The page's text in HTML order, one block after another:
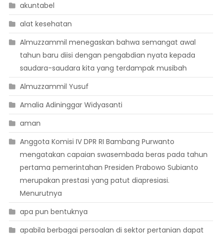
akuntabel
alat kesehatan
Almuzzammil menegaskan bahwa semangat awal
tahun baru diisi dengan pengabdian nyata kepada
saudara-saudara kita yang terdampak musibah
Almuzzammil Yusuf
Amalia Adininggar Widyasanti
aman
Anggota Komisi IV DPR RI Bambang Purwanto
mengatakan capaian swasembada beras pada tahun
pertama pemerintahan Presiden Prabowo Subianto
merupakan prestasi yang patut diapresiasi.
Menurutnya
apa pun bentuknya
apabila berbagai persoalan di sektor pertanian dapat